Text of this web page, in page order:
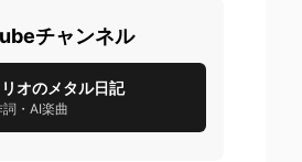
チャンネル
オのメタル日記
・AI楽曲